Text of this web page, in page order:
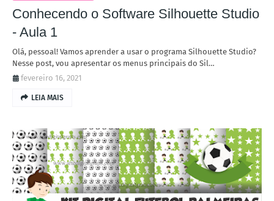
Conhecendo o Software Silhouette Studio
- Aula 1
Olá, pessoal! Vamos aprender a usar o programa Silhouette Studio?
Nesse post, vou apresentar os menus principais do Sil…
fevereiro 16, 2021
LEIA MAIS